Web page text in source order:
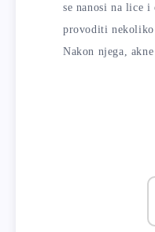
se nanosi na lice i
provoditi nekoliko
Nakon njega,